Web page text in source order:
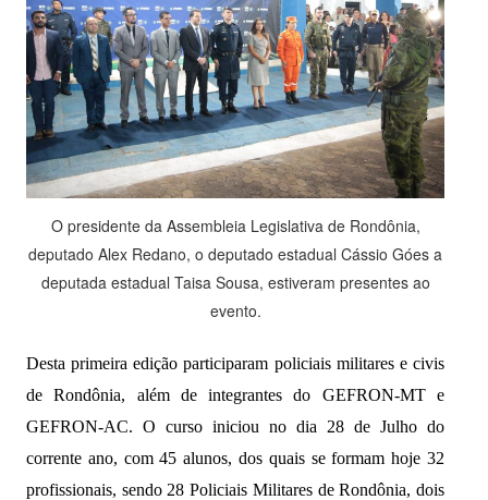
O presidente da Assembleia Legislativa de Rondônia,
deputado Alex Redano, o deputado estadual Cássio Góes a
deputada estadual Taisa Sousa, estiveram presentes ao
evento.
Desta primeira edição participaram policiais militares e civis
de Rondônia, além de integrantes do GEFRON-MT e
GEFRON-AC. O curso iniciou no dia 28 de Julho do
corrente ano, com 45 alunos, dos quais se formam hoje 32
profissionais, sendo 28 Policiais Militares de Rondônia, dois